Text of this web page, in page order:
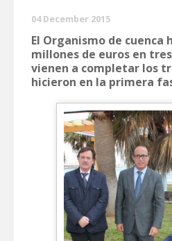
04 December 2015
El Organismo de cuenca
millones de euros en
vienen a completar los
hicieron en la primera